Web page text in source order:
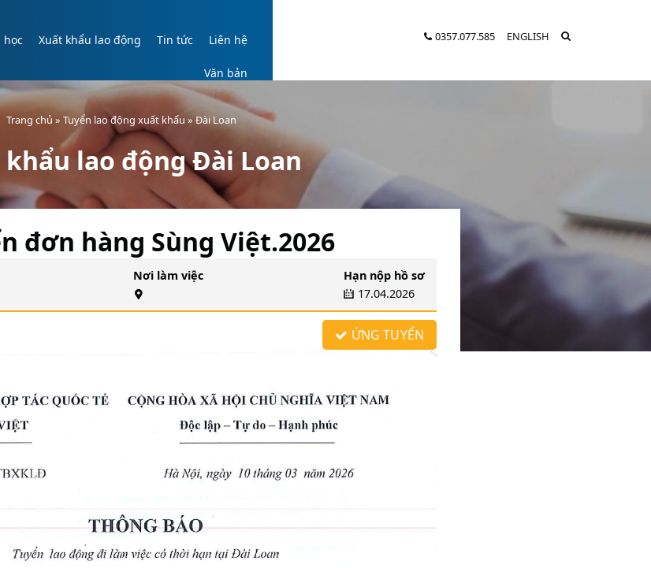
học Xuất khẩu lao động Tin tức Liên hệ
Văn bản
ENGLISH
0357.077.585
Trang chủ » Tuyển lao động xuất khẩu »Đài Loan
lao động Đài Loan
đơn hàng Sùng Việt.2026
Nơi làm việc
Hạn nộp hồ sơ
17.04.2026
ỨNG TUYỂN